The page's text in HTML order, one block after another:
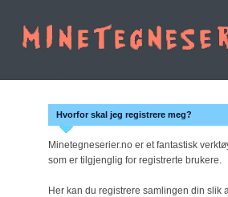
Hvorfor skal jeg registrere meg?
Minetegneserier.no er et fantastisk
som er tilgjenglig for registrerte brukere.
Her kan du registrere samlingen din slik